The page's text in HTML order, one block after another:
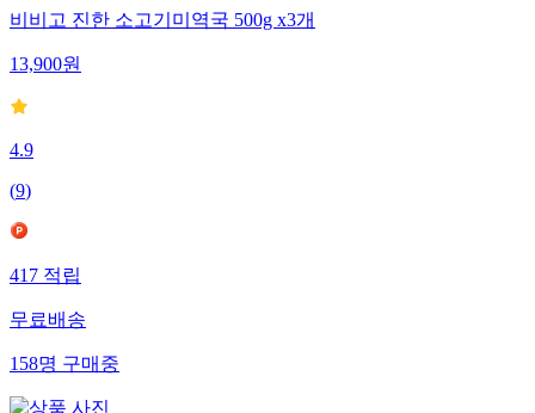
비비고 진한 소고기미역국 500g x3개
13,900원
4.9
(9)
417적립
무료배송
158명구매중